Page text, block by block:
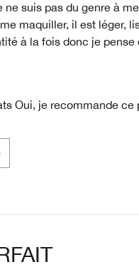
ne suis pas du genre à
maquiller, il est léger,
à la fois donc je
Oui, je recommande ce